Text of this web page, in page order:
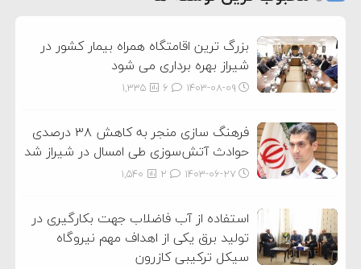
بزرگ ترین اقامتگاه همراه بیمار کشور در
شیراز بهره برداری می شود
۱۴۰۳-۰۸-۰۹ 1,335
فرهنگ سازی منجر به کاهش ۳۸ درصدی
حوادث آتش‌سوزی طی امسال در شیراز شد
۱۴۰۳-۰۶-۲۷ 1,540
استفاده از آب فاضلاب جهت بکارگیری در
تولید برق یکی از اهداف مهم نیروگاه
سیکل ترکیبی کازرون